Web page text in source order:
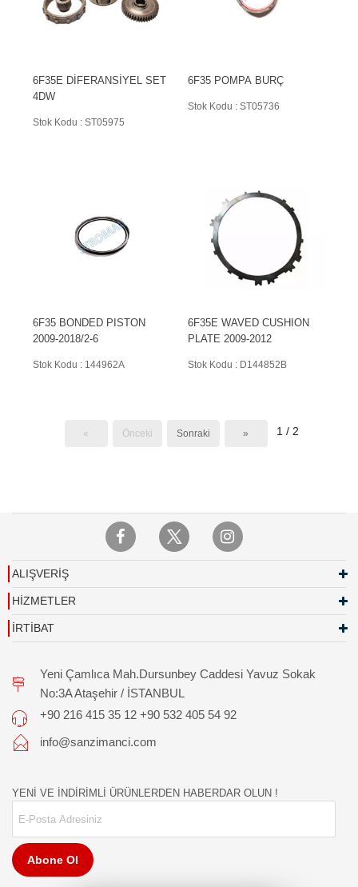
6F35E DİFERANSİYEL SET
4DW
Stok Kodu : ST05975
6F35 POMPA BURÇ
Stok Kodu : ST05736
6F35 BONDED PISTON
2009-2018/2-6
Stok Kodu : 144962A
6F35E WAVED CUSHION
PLATE 2009-2012
Stok Kodu : D144852B
« Önceki Sonraki » 1 / 2
ALIŞVERİŞ
HİZMETLER
İRTİBAT
Yeni Çamlıca Mah.Dursunbey Caddesi Yavuz Sokak
No:3A Ataşehir / İSTANBUL
+90 216 415 35 12 +90 532 405 54 92
info@sanzimanci.com
YENİ VE İNDİRİMLİ ÜRÜNLERDEN HABERDAR OLUN !
Abone Ol